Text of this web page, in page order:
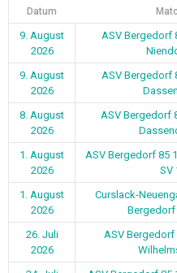
Datum
9. August
2026
ASV Bergedorf
9. August
2026
ASV Bergedorf
8. August
2026
ASV Bergedorf
1. August
2026
ASV Bergedorf 85
SV
1. August
2026
Curslack-
Bergedorf
26. Juli
2026
ASV Bergedorf